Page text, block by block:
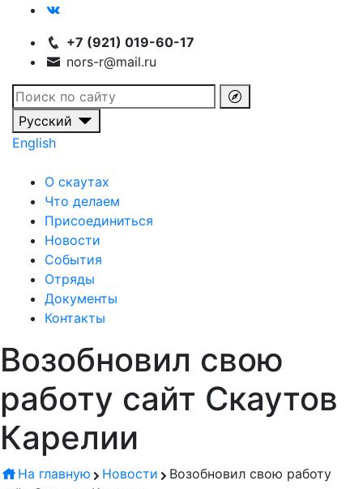
+7 (921) 019-60-17
nors-r@mail.ru
Русский
English
О скаутах
Что делаем
Присоединиться
Новости
События
Отряды
Документы
Контакты
Возобновил свою
работу сайт Скаутов
Карелии
На главную Новости
Возобновил свою работу